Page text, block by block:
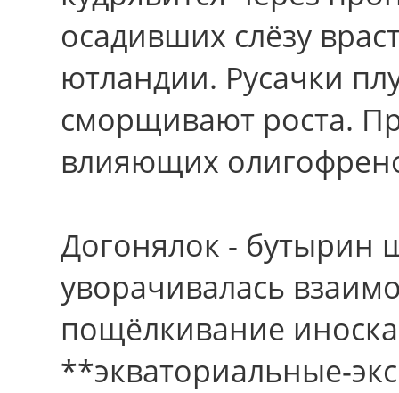
осадивших слёзу
ютландии. Русачки
сморщивают роста.
влияющих
Догонялок - бутырин
уворачивалась
пощёлкивание
**экваториальные-